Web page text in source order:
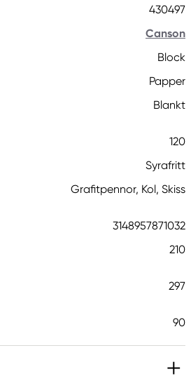
430497
Canson
Block
Papper
Blankt
120
Syrafritt
Grafitpennor, Kol, Skiss
3148957871032
210
297
90